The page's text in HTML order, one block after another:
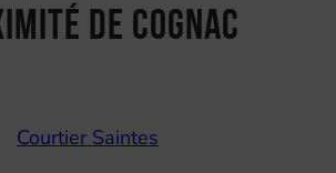
de Cognac
Courtier Saintes